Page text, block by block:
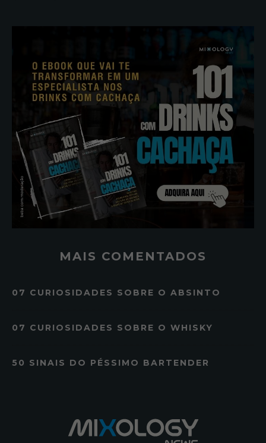
MAIS COMENTADOS
07 CURIOSIDADES SOBRE O ABSINTO
07 CURIOSIDADES SOBRE O WHISKY
50 SINAIS DO PÉSSIMO BARTENDER